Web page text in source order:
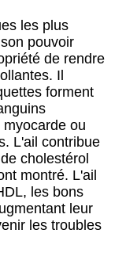
les plus
pouvoir
de rendre
Il
forment
ou
L'ail contribue
cholestérol
montré. L'ail
les bons
leur
les troubles